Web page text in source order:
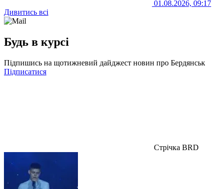
01.08.2026, 09:17
Дивитись всі
Будь в курсі
Підпишись на щотижневий дайджест новин про Бердянськ
Підписатися
Стрічка BRD